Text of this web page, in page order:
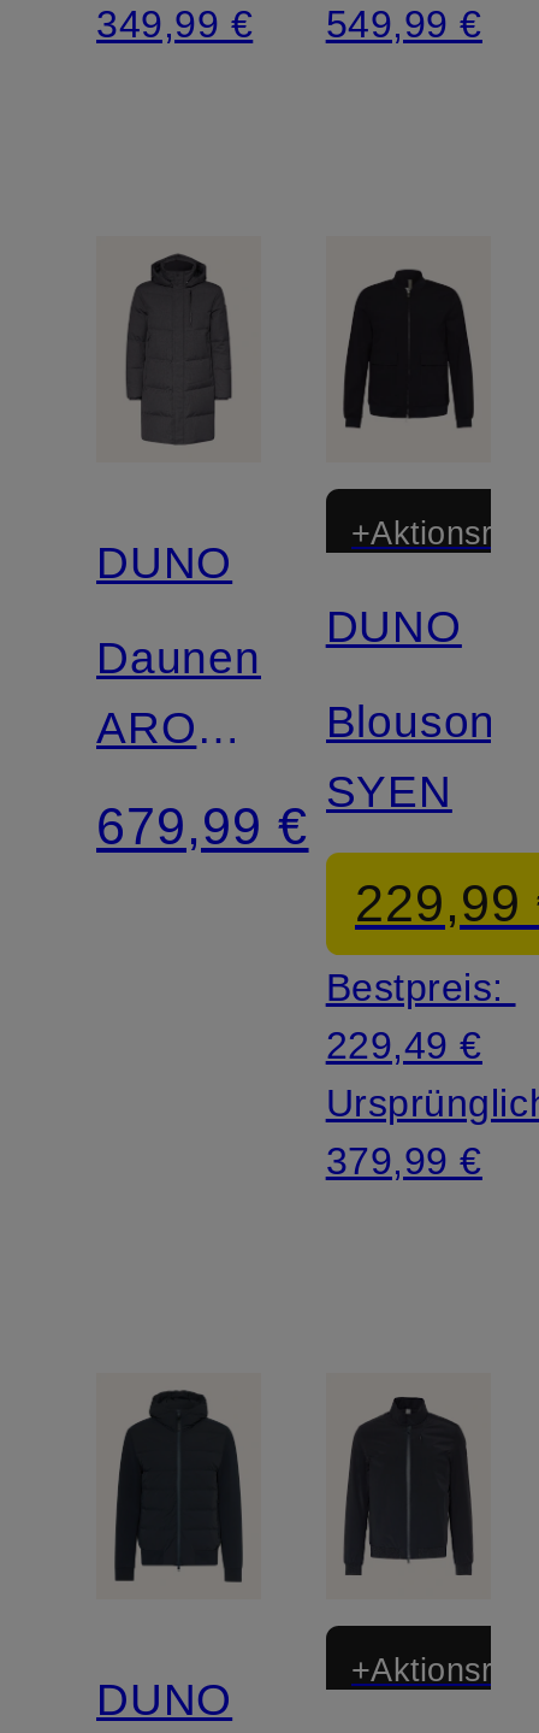
349,99 €
549,99 €
DUNO
Daunenmantel
ARON
PARMA
mit
abnehmbarer
679,99 €
DUNO
Blouson
SYEN
229,99
Bestpreis:
229,49 €
379,99 €
DUNO